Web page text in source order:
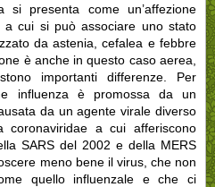
si presenta come un’affezione
a cui si può associare uno stato
da astenia, cefalea e febbre
è anche in questo caso aerea,
importanti differenze. Per
influenza è promossa da un
da un agente virale diverso
coronaviridae a cui afferiscono
SARS del 2002 e della MERS
meno bene il virus, che non
quello influenzale e che ci